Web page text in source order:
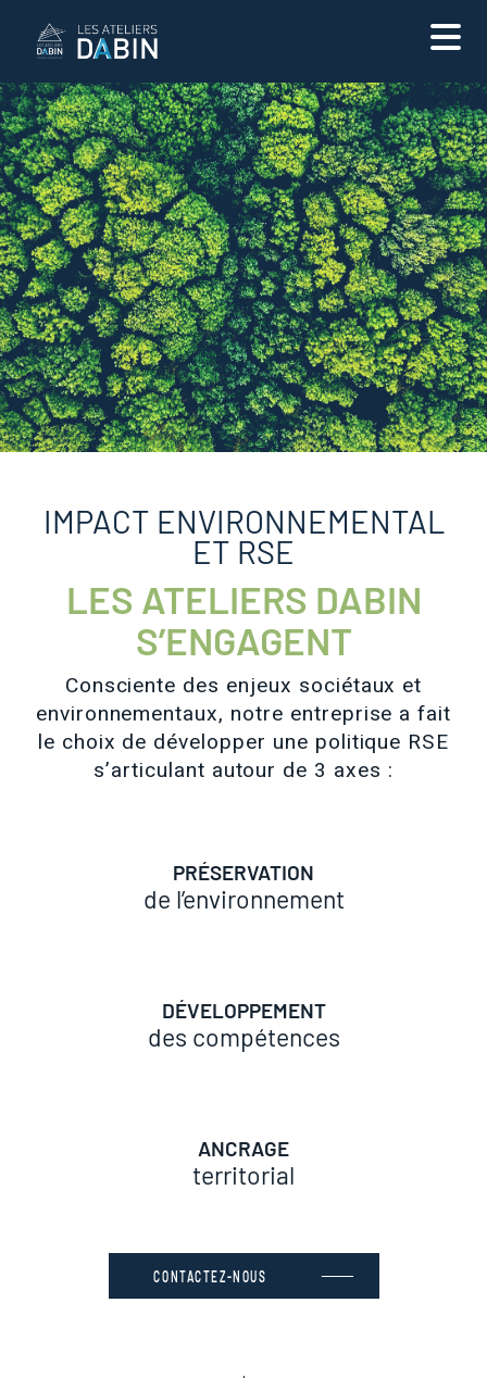
IMPACT ENVIRONNEMENTAL
ET RSE
LES ATELIERS DABIN
S’ENGAGENT
Consciente des enjeux sociétaux et
environnementaux, notre entreprise a fait
le choix de développer une politique RSE
s’articulant autour de 3 axes :
PRÉSERVATION
de l’environnement
DÉVELOPPEMENT
des compétences
ANCRAGE
territorial
CONTACTEZ-NOUS